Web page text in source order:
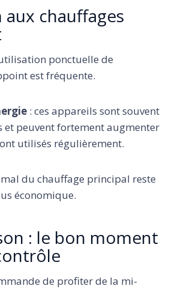
chauffages
ponctuelle de
est fréquente.
: ces appareils sont souvent
et peuvent fortement augmenter
utilisés régulièrement.
du chauffage principal reste
économique.
: le bon moment
de profiter de la mi-